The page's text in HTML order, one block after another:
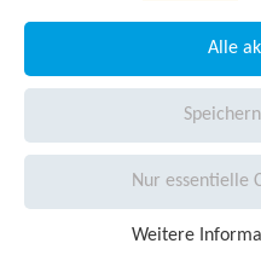
Alle
Nur essentielle
Weitere
Unternehmen
Presse
Karriere